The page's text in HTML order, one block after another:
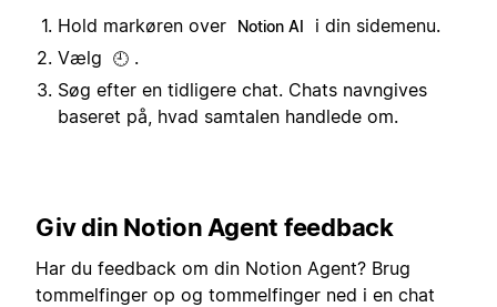
Hold markøren over
Notion AI
i din sidemenu.
Vælg
🕘 .
Søg efter en tidligere chat. Chats navngives
baseret på, hvad samtalen handlede om.
Giv din Notion Agent feedback
Har du feedback om din Notion Agent? Brug
tommelfinger op og tommelfinger ned i en chat